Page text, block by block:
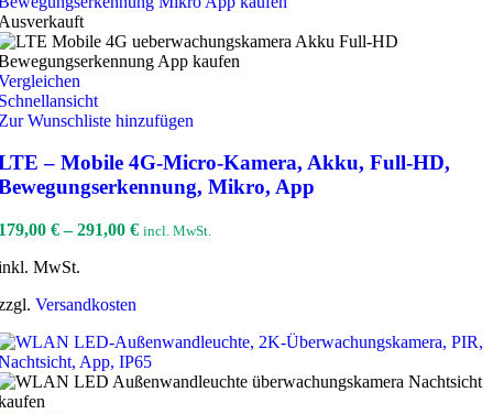
Wunschliste hinzufügen
– Mobile 4G-Micro-Kamera, Akku, Full-HD,
Mikro, App
€–291,00 € incl. MwSt.
MwSt.
Versandkosten